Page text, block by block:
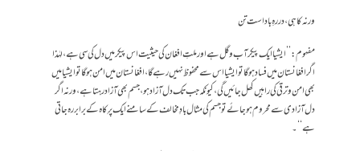
ورنہ کاہی، در رہِ باد است تن
مفہوم: ’’ایشیا ایک پیکر آب وگل ہے اور ملتِ افغان کی حیثیت اس پیکر میں دل کی سی ہے،لہٰذا
اگر افغانستان میں فساد ہوگا تو ایشیا اس سے محفوظ نہیں رہے گا، افغانستان میں امن ہوگا تو ایشیا میں
بھی امن وترقی کی راہیں کھل جائیں گی ، کیونکہ جب تک دل آزاد ہو،جسم بھی آزاد رہتا ہے، ورنہ اگر
دل آزادی سے محروم ہوجائے تو جسم کی مثال بادِ مخالف کے سامنے ایک پرِ کاہ کے برابر رہ جاتی
ہے ‘‘۔